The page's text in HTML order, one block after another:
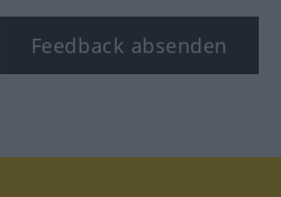
Feedback absenden